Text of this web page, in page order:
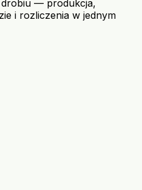
drobiu — produkcja,
i rozliczenia w jednym